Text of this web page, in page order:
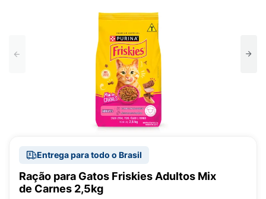
Entrega para todo o Brasil
Ração para Gatos Friskies Adultos Mix
de Carnes 2,5kg